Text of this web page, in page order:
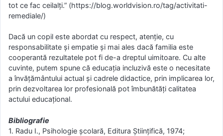
tot ce fac ceilalți.” (https://blog.worldvision.ro/tag/activitati-
remediale/)
Dacă un copil este abordat cu respect, atenție, cu
responsabilitate şi empatie şi mai ales dacă familia este
cooperantă rezultatele pot fi de-a dreptul uimitoare. Cu alte
cuvinte, putem spune că educaţia incluzivă este o necesitate
a învățământului actual și cadrele didactice, prin implicarea lor,
prin dezvoltarea lor profesională pot îmbunătăți calitatea
actului educațional.
Bibliografie
1. Radu I., Psihologie şcolară, Editura Ştiinţifică, 1974;